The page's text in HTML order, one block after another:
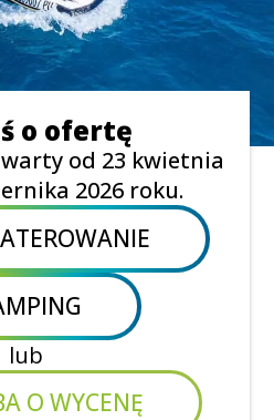
o ofertę
od 23 kwietnia
2026 roku.
lub
O WYCENĘ